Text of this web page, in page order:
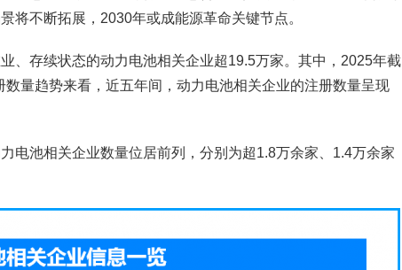
将不断拓展，2030年或成能源革命关键节点。
、存续状态的动力电池相关企业超19.5万家。其中，2025年截
量趋势来看，近五年间，动力电池相关企业的注册数量呈现
电池相关企业数量位居前列，分别为超1.8万余家、1.4万余家